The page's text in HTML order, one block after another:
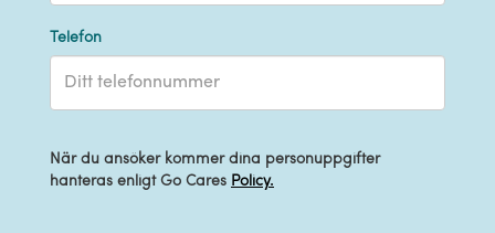
Telefon
När du ansöker kommer dina personuppgifter
hanteras enligt Go Cares Policy.